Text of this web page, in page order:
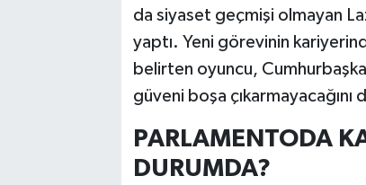
da siyaset geçmişi olmayan
yaptı. Yeni görevinin
belirten oyuncu,
güveni boşa çıkarmayacağını
PARLAMENTODA
DURUMDA?